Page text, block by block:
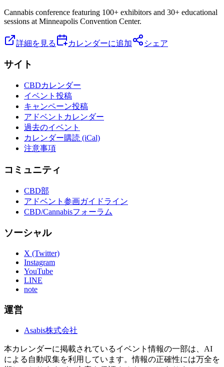
Cannabis conference featuring 100+ exhibitors and 30+ educational
sessions at Minneapolis Convention Center.
詳細を見る カレンダーに追加 シェア
サイト
CBDカレンダー
イベント投稿
キャンペーン投稿
アドベントカレンダー
過去のイベント
カレンダー購読 (iCal)
注意事項
コミュニティ
CBD部
アドベント参画ガイドライン
CBD/Cannabisフォーラム
ソーシャル
X (Twitter)
Instagram
YouTube
LINE
note
運営
Asabis株式会社
本カレンダーに掲載されているイベント情報の一部は、AI
による自動収集を利用しています。情報の正確性には万全を